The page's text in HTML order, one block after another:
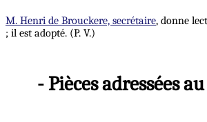
M. Henri de Brouckere, secrétaire, donne
; il est adopté. (P. V.)
- Pièces adressées